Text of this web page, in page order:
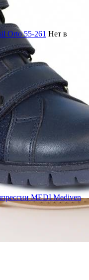
Orto 55-261 Нет в
MEDI Mediven